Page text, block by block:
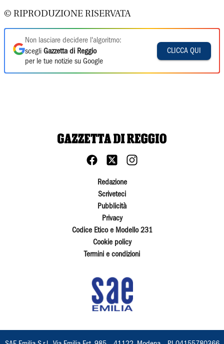
© RIPRODUZIONE RISERVATA
Non lasciare decidere l'algoritmo:
scegli Gazzetta di Reggio
per le tue notizie su Google
CLICCA QUI
Redazione
Scriveteci
Pubblicità
Privacy
Codice Etico e Modello 231
Cookie policy
Termini e condizioni